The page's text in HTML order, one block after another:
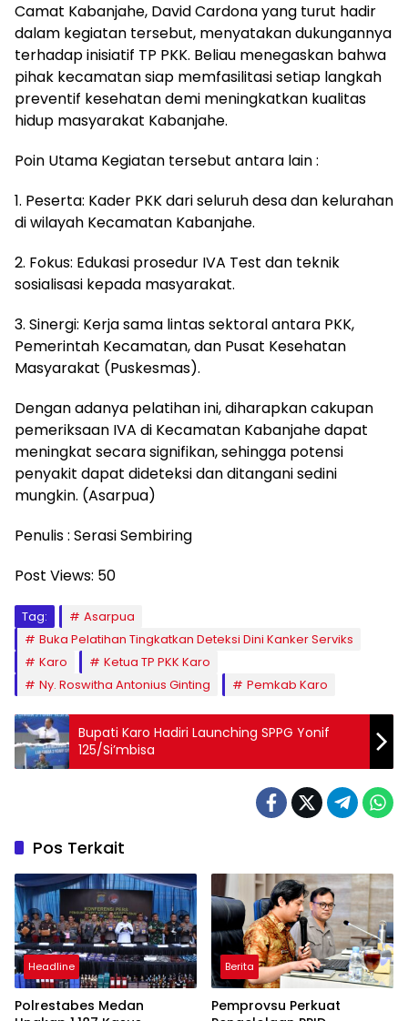
Camat Kabanjahe, David Cardona yang turut hadir
dalam kegiatan tersebut, menyatakan dukungannya
terhadap inisiatif TP PKK. Beliau menegaskan bahwa
pihak kecamatan siap memfasilitasi setiap langkah
preventif kesehatan demi meningkatkan kualitas
hidup masyarakat Kabanjahe.
Poin Utama Kegiatan tersebut antara lain :
1. Peserta: Kader PKK dari seluruh desa dan kelurahan
di wilayah Kecamatan Kabanjahe.
2. Fokus: Edukasi prosedur IVA Test dan teknik
sosialisasi kepada masyarakat.
3. Sinergi: Kerja sama lintas sektoral antara PKK,
Pemerintah Kecamatan, dan Pusat Kesehatan
Masyarakat (Puskesmas).
Dengan adanya pelatihan ini, diharapkan cakupan
pemeriksaan IVA di Kecamatan Kabanjahe dapat
meningkat secara signifikan, sehingga potensi
penyakit dapat dideteksi dan ditangani sedini
mungkin. (Asarpua)
Penulis : Serasi Sembiring
Post Views: 50
Tag:
Asarpua
Buka Pelatihan Tingkatkan Deteksi Dini Kanker Serviks
Karo
Ketua TP PKK Karo
Ny. Roswitha Antonius Ginting
Pemkab Karo
Bupati Karo Hadiri Launching SPPG Yonif
125/Si’mbisa
Pos Terkait
Headline
Polrestabes Medan
Berita
Pemprovsu Perkuat